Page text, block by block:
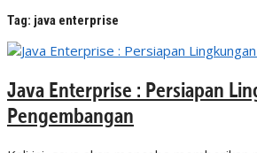
Tag: java enterprise
Java Enterprise : Persiapan
Pengembangan